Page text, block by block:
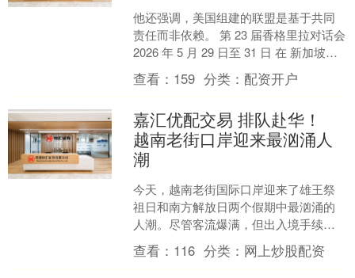
他还强调，美国组建的联盟是基于共同
责任而非依赖。 第 23 届香格里拉对话会
2026 年 5 月 29 日至 31 日 在 新加坡香
格里拉酒店 举行，美国防长....
查看： 159 分类：配资开户
嘉汇优配交易 排队赴华！
越南老街口岸迎来最汹涌人
潮
今天，越南老街国际口岸迎来了雄王祭
祖日和南方解放日两个假期中最汹涌的
人潮。尽管客流爆满，但出入境手续办
理依然顺畅，没出什么岔子。 据越方统
计数据，截至4月30日....
查看： 116 分类： 网上炒股配资